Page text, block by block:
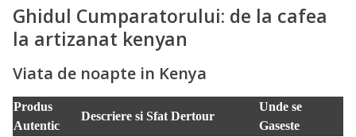
Ghidul Cumparatorului: de la cafea
la artizanat kenyan
Viata de noapte in Kenya
Produs
Autentic
Descriere si Sfat Dertour
Unde se
Gaseste